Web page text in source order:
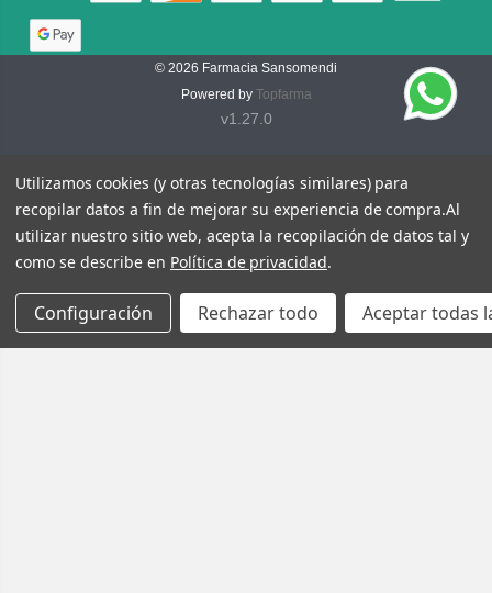
© 2026 Farmacia Sansomendi
Powered by Topfarma
v1.27.0
Utilizamos cookies (y otras tecnologías similares) para
recopilar datos a fin de mejorar su experiencia de compra.Al
utilizar nuestro sitio web, acepta la recopilación de datos tal y
como se describe en Política de privacidad.
Configuración Rechazar todo Aceptar todas